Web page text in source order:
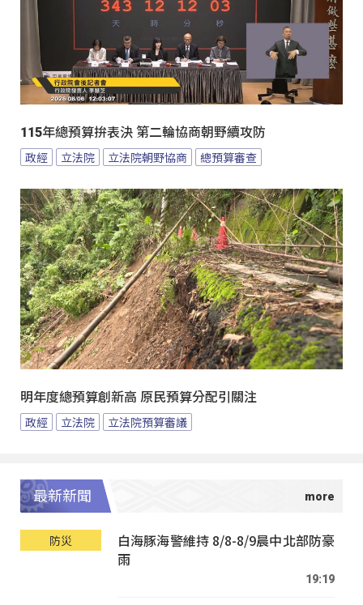
115年總預算拚表決 第二輪協商朝野續攻防
政經 立法院 立法院朝野協商 總預算審查
明年度總預算創新高 原民預算分配引關注
政經 立法院 立法院預算審議
最新新聞
防災
白海豚海警維持 8/8-8/9晨中北部防豪
雨
19:19